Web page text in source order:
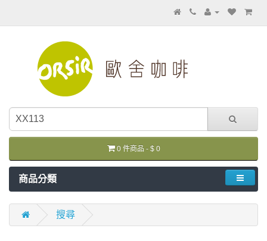
0 件商品 - $ 0
商品分類
搜尋